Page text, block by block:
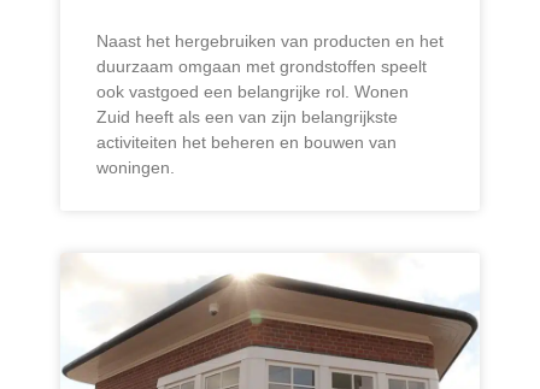
Naast het hergebruiken van producten en het
duurzaam omgaan met grondstoffen speelt
ook vastgoed een belangrijke rol. Wonen
Zuid heeft als een van zijn belangrijkste
activiteiten het beheren en bouwen van
woningen.